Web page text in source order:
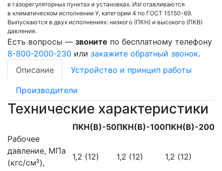
в газорегуляторных пунктах и установках. Изготавливаются
в климатическом исполнении У, категории 4 по ГОСТ 15150-69.
Выпускаются в двух исполнениях: низкого (ПКН) и высокого (ПКВ)
давления.
Есть вопросы — звоните по бесплатному телефону
8-800-2000-230 или закажите обратный звонок.
Описание
Устройство и принцип работы
Производители
Технические характеристики
ПКН(В)-50ПКН(В)-100ПКН(В)-200
Рабочее
давление, МПа
(кгс/см²),
1,2 (12) 1,2 (12) 1,2 (12)